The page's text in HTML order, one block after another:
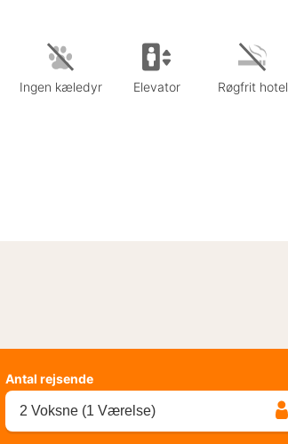
Ingen kæledyr Elevator Røgfrit hotel
Antal rejsende
2 Voksne (1 Værelse)